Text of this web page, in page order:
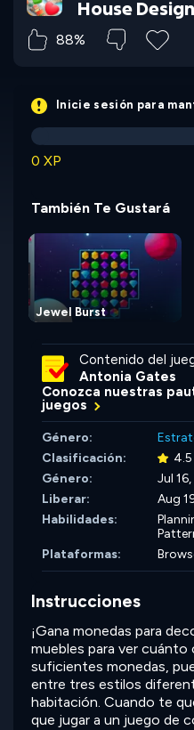
House
88%
Inicie sesión para
0 XP
También Te Gustará
Jewel Burst
Contenido del
Antonia Gates
Conozca nuestras
juegos
Género:
Clasificación:
4.5
Género:
Jul
Liberar:
Aug
Habilidades:
Plataformas:
Instrucciones
¡Gana monedas para
muebles para ver cuánto
suficientes monedas,
entre tres estilos
habitación. Cuando te
que jugar a un juego de